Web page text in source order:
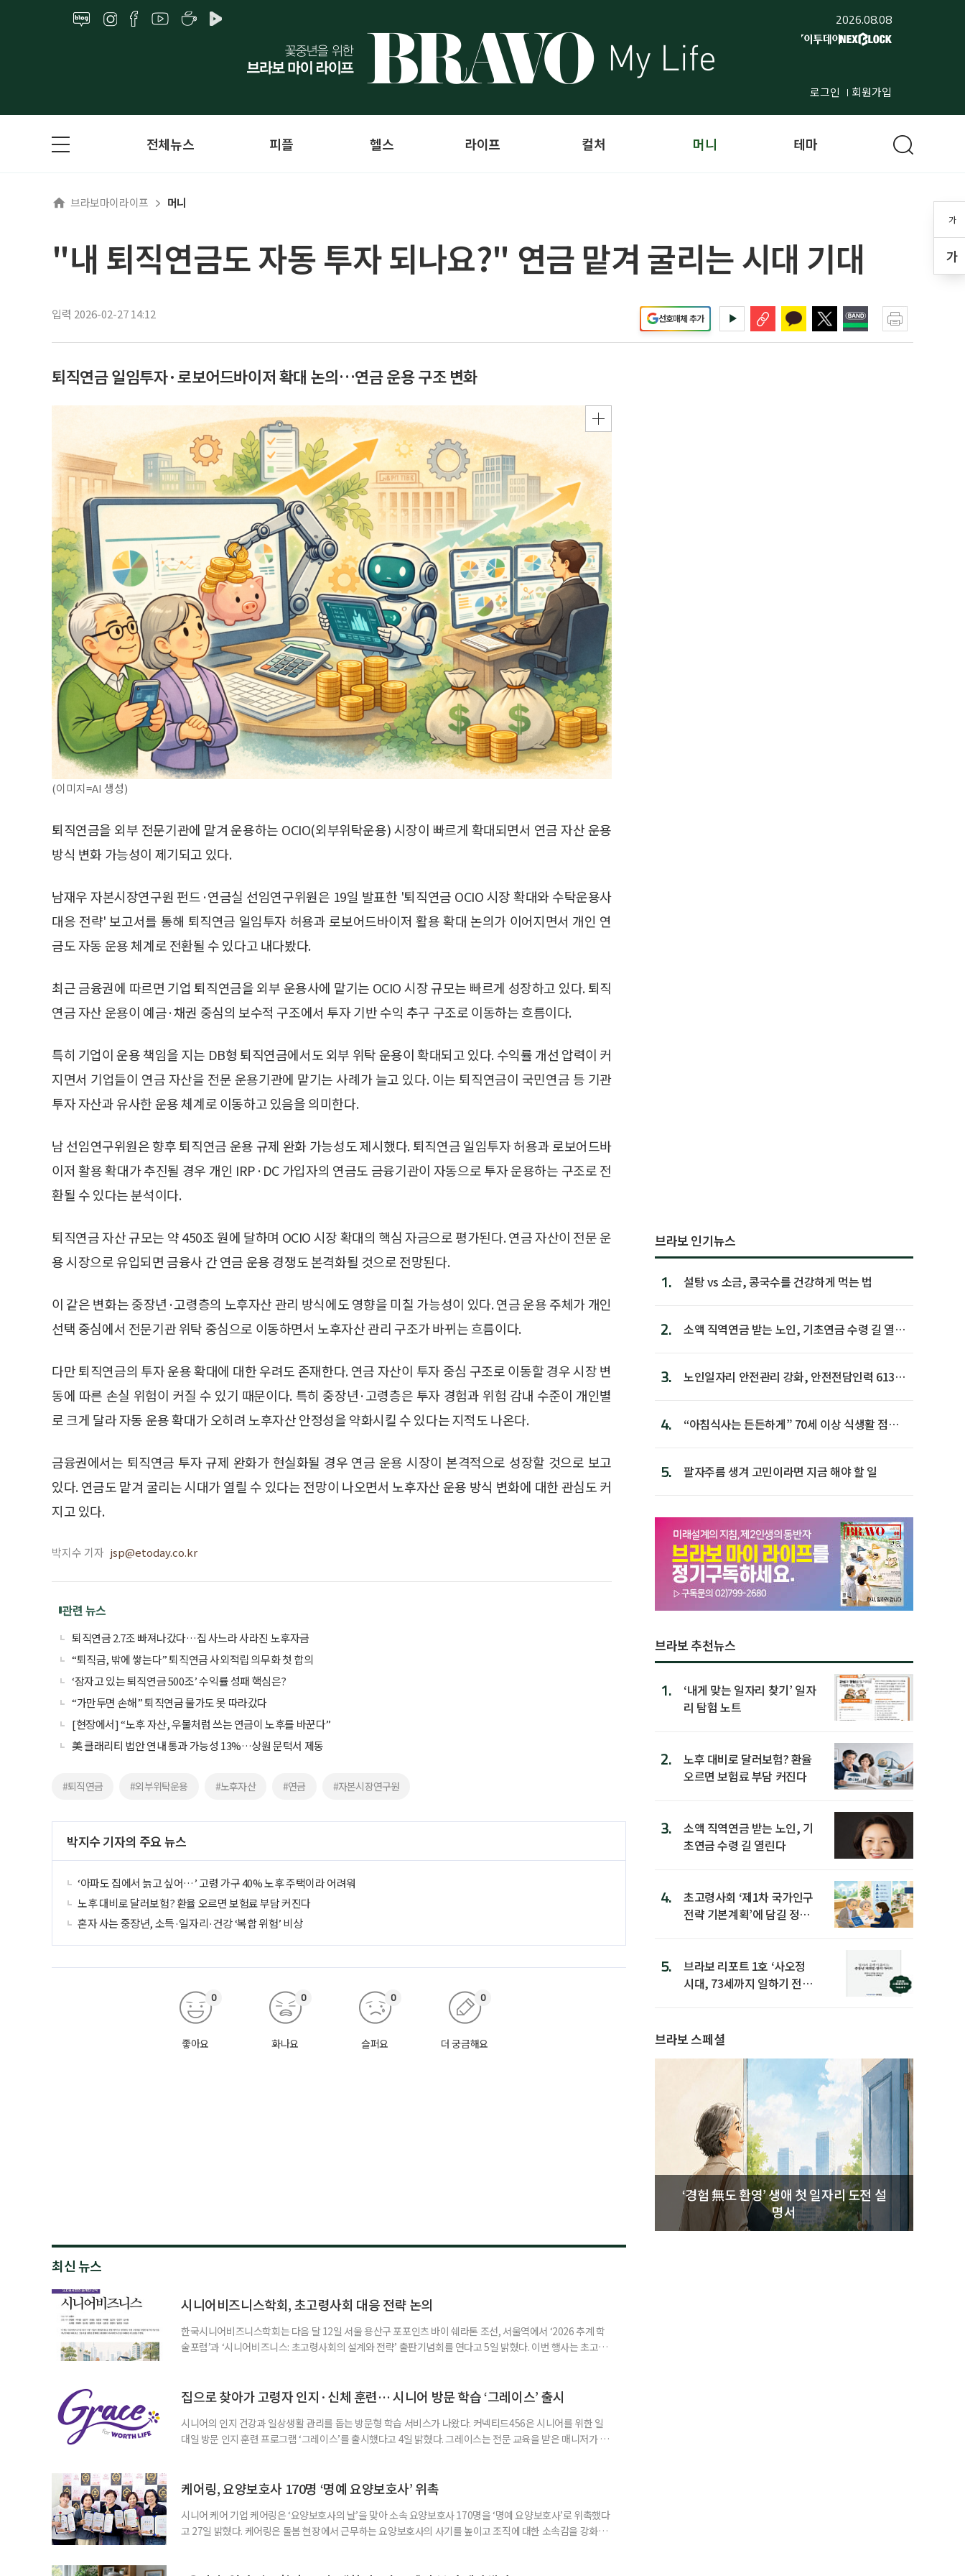
2026.08.08
로그인 회원가입
가
가
전체뉴스 피플 헬스 라이프 컬처 머니 테마
브라보마이라이프 머니
"내 퇴직연금도 자동 투자 되나요?" 연금 맡겨 굴리는 시대 기대
입력 2026-02-27 14:12 선호매체 추가
퇴직연금 일임투자·로보어드바이저 확대 논의…연금 운용 구조 변화
(이미지=AI 생성)
퇴직연금을 외부 전문기관에 맡겨 운용하는 OCIO(외부위탁운용) 시장이 빠르게 확대되면서 연금 자산 운용
방식 변화 가능성이 제기되고 있다.
남재우 자본시장연구원 펀드·연금실 선임연구위원은 19일 발표한 '퇴직연금 OCIO 시장 확대와 수탁운용사
대응 전략' 보고서를 통해 퇴직연금 일임투자 허용과 로보어드바이저 활용 확대 논의가 이어지면서 개인 연
금도 자동 운용 체계로 전환될 수 있다고 내다봤다.
최근 금융권에 따르면 기업 퇴직연금을 외부 운용사에 맡기는 OCIO 시장 규모는 빠르게 성장하고 있다. 퇴직
연금 자산 운용이 예금·채권 중심의 보수적 구조에서 투자 기반 수익 추구 구조로 이동하는 흐름이다.
특히 기업이 운용 책임을 지는 DB형 퇴직연금에서도 외부 위탁 운용이 확대되고 있다. 수익률 개선 압력이 커
지면서 기업들이 연금 자산을 전문 운용기관에 맡기는 사례가 늘고 있다. 이는 퇴직연금이 국민연금 등 기관
투자 자산과 유사한 운용 체계로 이동하고 있음을 의미한다.
남 선임연구위원은 향후 퇴직연금 운용 규제 완화 가능성도 제시했다. 퇴직연금 일임투자 허용과 로보어드바
이저 활용 확대가 추진될 경우 개인 IRP·DC 가입자의 연금도 금융기관이 자동으로 투자 운용하는 구조로 전
환될 수 있다는 분석이다.
퇴직연금 자산 규모는 약 450조 원에 달하며 OCIO 시장 확대의 핵심 자금으로 평가된다. 연금 자산이 전문 운
용 시장으로 유입되면 금융사 간 연금 운용 경쟁도 본격화될 것으로 전망된다.
이 같은 변화는 중장년·고령층의 노후자산 관리 방식에도 영향을 미칠 가능성이 있다. 연금 운용 주체가 개인
선택 중심에서 전문기관 위탁 중심으로 이동하면서 노후자산 관리 구조가 바뀌는 흐름이다.
다만 퇴직연금의 투자 운용 확대에 대한 우려도 존재한다. 연금 자산이 투자 중심 구조로 이동할 경우 시장 변
동에 따른 손실 위험이 커질 수 있기 때문이다. 특히 중장년·고령층은 투자 경험과 위험 감내 수준이 개인별
로 크게 달라 자동 운용 확대가 오히려 노후자산 안정성을 약화시킬 수 있다는 지적도 나온다.
금융권에서는 퇴직연금 투자 규제 완화가 현실화될 경우 연금 운용 시장이 본격적으로 성장할 것으로 보고
있다. 연금도 맡겨 굴리는 시대가 열릴 수 있다는 전망이 나오면서 노후자산 운용 방식 변화에 대한 관심도 커
지고 있다.
박지수 기자 jsp@etoday.co.kr
관련 뉴스
퇴직연금 2.7조 빠져나갔다…집 사느라 사라진 노후자금
“퇴직금, 밖에 쌓는다” 퇴직연금 사외적립 의무화 첫 합의
‘잠자고 있는 퇴직연금 500조’ 수익률 성패 핵심은?
“가만두면 손해” 퇴직연금 물가도 못 따라갔다
[현장에서] “노후 자산, 우물처럼 쓰는 연금이 노후를 바꾼다”
美 클래리티 법안 연내 통과 가능성 13%…상원 문턱서 제동
#퇴직연금 #외부위탁운용 #노후자산 #연금 #자본시장연구원
박지수 기자의 주요 뉴스
‘아파도 집에서 늙고 싶어…’ 고령 가구 40% 노후 주택이라 어려워
노후 대비로 달러보험? 환율 오르면 보험료 부담 커진다
혼자 사는 중장년, 소득·일자리·건강 ‘복합 위험’ 비상
좋아요
0
화나요
0
슬퍼요
0
더 궁금해요
0
최신 뉴스
시니어비즈니스학회, 초고령사회 대응 전략 논의
한국시니어비즈니스학회는 다음 달 12일 서울 용산구 포포인츠 바이 쉐라톤 조선, 서울역에서 ‘2026 추계 학
술포럼’과 ‘시니어비즈니스: 초고령사회의 설계와 전략’ 출판기념회를 연다고 5일 밝혔다. 이번 행사는 초고령
계하다’를 주제로 기조강연을 한다. 이어 공동저자들이 돌봄과 금융, 헬스케어, 여가, 식품, 디지털 기술 등
집으로 찾아가 고령자 인지·신체 훈련… 시니어 방문 학습 ‘그레이스’ 출시
시니어의 인지 건강과 일상생활 관리를 돕는 방문형 학습 서비스가 나왔다. 커넥티드456은 시니어를 위한 일
대일 방문 인지 훈련 프로그램 ‘그레이스’를 출시했다고 4일 밝혔다. 그레이스는 전문 교육을 받은 매니저가 주
사용하는 자체 개발 워크북이 활용된다. 문제는 기억력과 주의집중력, 언어능력, 시공간 능력, 계산 능
케어링, 요양보호사 170명 ‘명예 요양보호사’ 위촉
시니어 케어 기업 케어링은 ‘요양보호사의 날’을 맞아 소속 요양보호사 170명을 ‘명예 요양보호사’로 위촉했다
고 27일 밝혔다. 케어링은 돌봄 현장에서 근무하는 요양보호사의 사기를 높이고 조직에 대한 소속감을 강화하
브라보 인기뉴스
1. 설탕 vs 소금, 콩국수를 건강하게 먹는 법
2.
소액 직역연금 받는 노인, 기초연금 수령 길 열린
3.
노인일자리 안전관리 강화, 안전전담인력 613명
4.
“아침식사는 든든하게” 70세 이상 식생활 점수
5. 팔자주름 생겨 고민이라면 지금 해야 할 일
브라보 추천뉴스
1.
‘내게 맞는 일자리 찾기’ 일자
리 탐험 노트
2.
노후 대비로 달러보험? 환율
오르면 보험료 부담 커진다
3.
소액 직역연금 받는 노인, 기
초연금 수령 길 열린다
4.
초고령사회 ‘제1차 국가인구
전략 기본계획’에 담길 정책
5.
브라보 리포트 1호 ‘사오정
시대, 73세까지 일하기 전략’
브라보 스페셜
‘경험 無도 환영’ 생애 첫 일자리 도전 설
명서